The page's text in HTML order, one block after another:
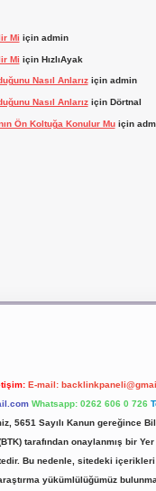
Mi için admin
Mi için HızlıAyak
Nasıl Anlarıziçin admin
Nasıl Anlarıziçin Dörtnal
Ön Koltuğa Konulur Muiçin
E-mail:
Whatsapp: 0262 606 0 726
5651 Sayılı Kanun gereğince
tarafından onaylanmış bir Yer
Bu nedenle, sitedeki
yükümlülüğümüz